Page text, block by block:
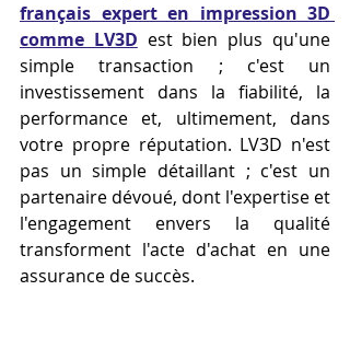
français expert en impression 3D
comme LV3D est bien plus qu'une
simple transaction ; c'est un
investissement dans la fiabilité, la
performance et, ultimement, dans
votre propre réputation. LV3D n'est
pas un simple détaillant ; c'est un
partenaire dévoué, dont l'expertise et
l'engagement envers la qualité
transforment l'acte d'achat en une
assurance de succès.